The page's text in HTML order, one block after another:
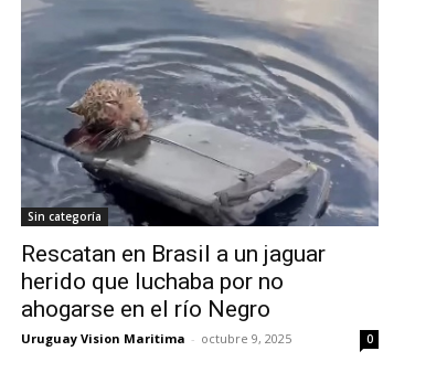
Sin categoría
Rescatan en Brasil a un jaguar
herido que luchaba por no
ahogarse en el río Negro
Uruguay Vision Maritima - octubre 9, 2025 0